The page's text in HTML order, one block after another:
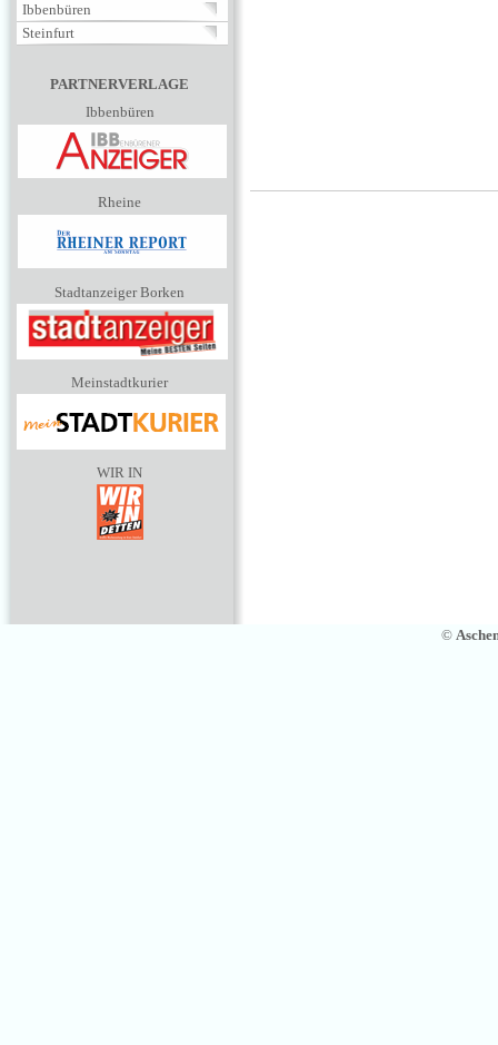
Ibbenbüren
Steinfurt
PARTNERVERLAGE
Ibbenbüren
Rheine
Stadtanzeiger Borken
Meinstadtkurier
WIR IN
©